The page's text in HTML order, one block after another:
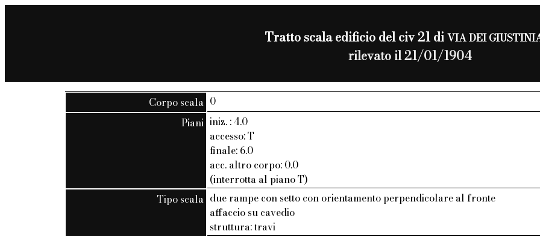
Tratto scala edificio del civ 21 diVIA DEI
rilevato il 21/01/1904
Corpo scala 0
Piani iniz. : 4.0
accesso: T
finale: 6.0
acc. altro corpo: 0.0
(interrotta al piano T)
Tipo scala due rampe con setto con orientamento perpendicolare al fronte
affaccio su cavedio
struttura: travi